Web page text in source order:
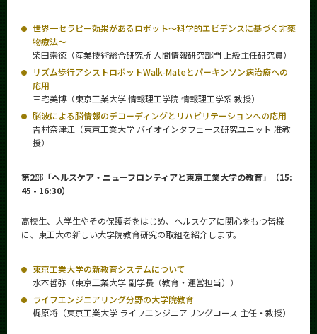
世界一セラピー効果があるロボット～科学的エビデンスに基づく非薬
物療法～
柴田崇徳（産業技術総合研究所 人間情報研究部門 上級主任研究員）
リズム歩行アシストロボットWalk-Mateとパーキンソン病治療への
応用
三宅美博（東京工業大学 情報理工学院 情報理工学系 教授）
脳波による脳情報のデコーディングとリハビリテーションへの応用
吉村奈津江（東京工業大学 バイオインタフェース研究ユニット 准教
授）
第2部「ヘルスケア・ニューフロンティアと東京工業大学の教育」（15:
45 - 16:30）
高校生、大学生やその保護者をはじめ、ヘルスケアに関心をもつ皆様
に、東工大の新しい大学院教育研究の取組を紹介します。
東京工業大学の新教育システムについて
水本哲弥（東京工業大学 副学長（教育・運営担当））
ライフエンジニアリング分野の大学院教育
梶原将（東京工業大学 ライフエンジニアリングコース 主任・教授）